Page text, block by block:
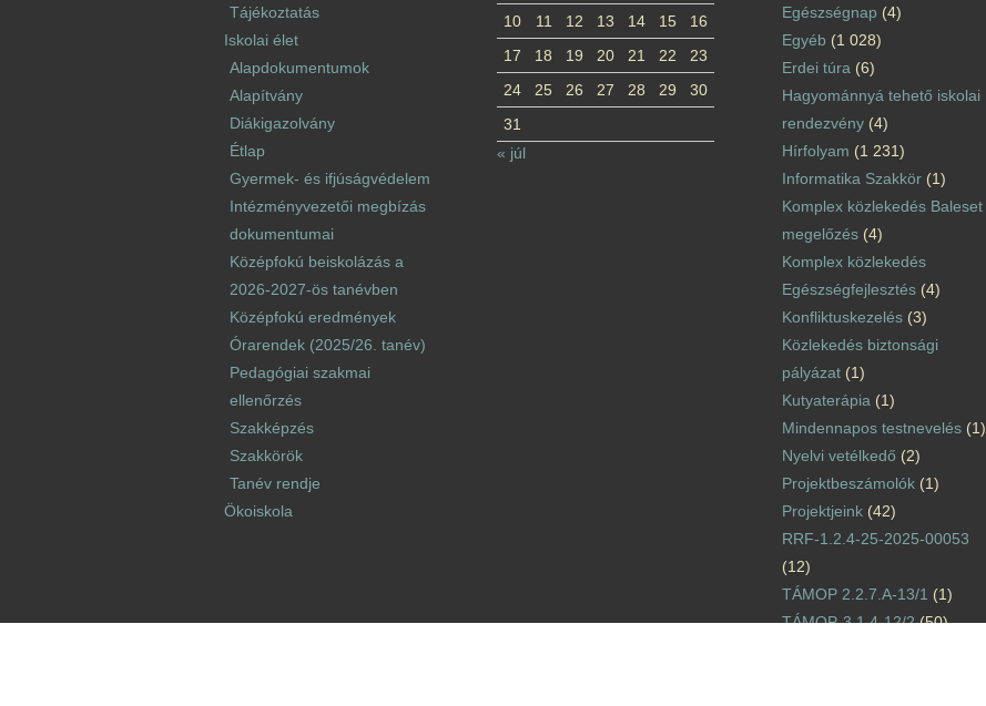
Tájékoztatás
Iskolai élet
Alapdokumentumok
Alapítvány
Diákigazolvány
Étlap
Gyermek- és ifjúságvédelem
Intézményvezetői megbízás
dokumentumai
Középfokú beiskolázás a
2026-2027-ös tanévben
Középfokú eredmények
Órarendek (2025/26. tanév)
Pedagógiai szakmai
ellenőrzés
Szakképzés
Szakkörök
Tanév rendje
Ökoiskola
10
11 12 13 14 15
16
17
18 19 20 21 22
23
24
25 26 27 28 29
30
31
« júl
Egészségnap (4)
Egyéb (1 028)
Erdei túra(6)
Hagyománnyá tehető iskolai
rendezvény(4)
Hírfolyam (1 231)
Informatika Szakkör(1)
Komplex közlekedés Baleset
megelőzés(4)
Komplex közlekedés
Egészségfejlesztés(4)
Konfliktuskezelés(3)
Közlekedés biztonsági
pályázat(1)
Kutyaterápia(1)
Mindennapos testnevelés(1)
Nyelvi vetélkedő (2)
Projektbeszámolók(1)
Projektjeink(42)
RRF-1.2.4-25-2025-00053
(12)
TÁMOP 2.2.7.A-13/1 (1)
TÁMOP-3.1.4-12/2(50)